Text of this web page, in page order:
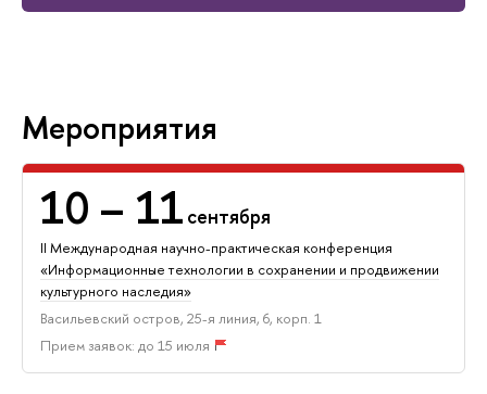
Мероприятия
10 – 11 сентября
II Международная научно-практическая конференция
«Информационные технологии в сохранении и продвижении
культурного наследия»
Васильевский остров, 25-я линия, 6, корп. 1
Прием заявок: до 15 июля